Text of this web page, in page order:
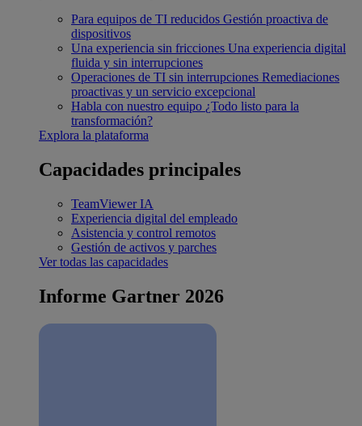
Para equipos de TI reducidos Gestión proactiva de
dispositivos
Una experiencia sin fricciones Una experiencia digital
fluida y sin interrupciones
Operaciones de TI sin interrupciones Remediaciones
proactivas y un servicio excepcional
Habla con nuestro equipo ¿Todo listo para la
transformación?
Explora la plataforma
Capacidades principales
TeamViewer IA
Experiencia digital del empleado
Asistencia y control remotos
Gestión de activos y parches
Ver todas las capacidades
Informe Gartner 2026